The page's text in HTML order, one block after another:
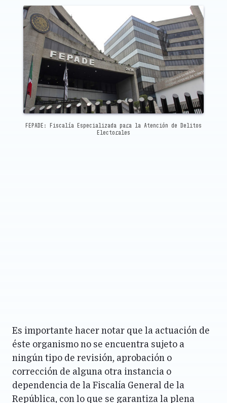
FEPADE: Fiscalía Especializada para la Atención de Delitos
Electorales
Es importante hacer notar que la actuación de
éste organismo no se encuentra sujeto a
ningún tipo de revisión, aprobación o
corrección de alguna otra instancia o
dependencia de la Fiscalía General de la
República, con lo que se garantiza la plena